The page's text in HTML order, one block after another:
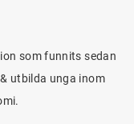
som funnits sedan
utbilda unga inom